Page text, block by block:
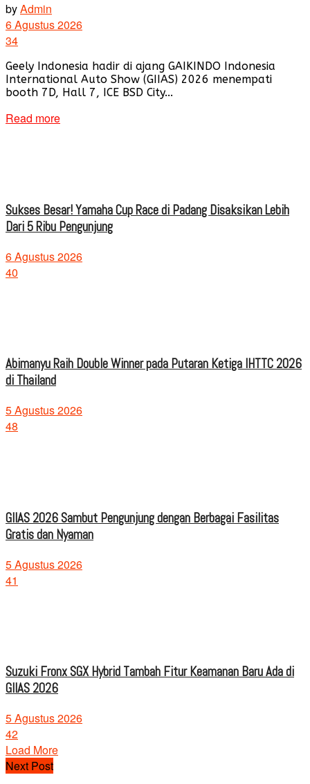
byAdmin
6 Agustus 2026
34
Geely Indonesia hadir di ajang GAIKINDO Indonesia
International Auto Show (GIIAS) 2026 menempati
booth 7D, Hall 7, ICE BSD City...
Read more
Sukses Besar! Yamaha Cup Race di Padang Disaksikan Lebih
Dari 5 Ribu Pengunjung
6 Agustus 2026
40
Abimanyu Raih Double Winner pada Putaran Ketiga IHTTC 2026
di Thailand
5 Agustus 2026
48
GIIAS 2026 Sambut Pengunjung dengan Berbagai Fasilitas
Gratis dan Nyaman
5 Agustus 2026
41
Suzuki Fronx SGX Hybrid Tambah Fitur Keamanan Baru Ada di
GIIAS 2026
5 Agustus 2026
42
Load More
Next Post